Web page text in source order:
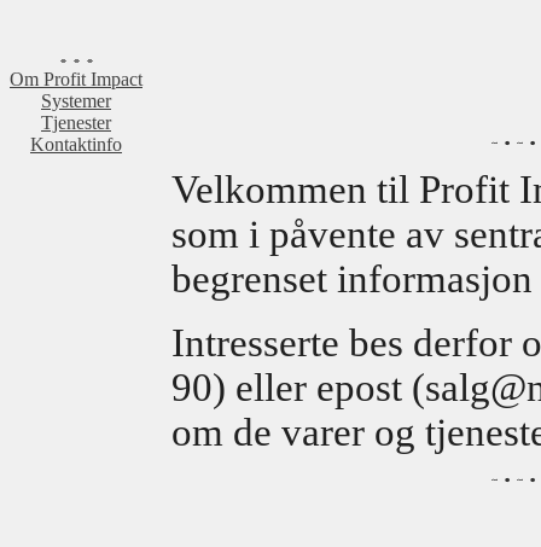
Om Profit Impact
Systemer
Tjenester
Kontaktinfo
Velkommen til Profit
som i påvente av
begrenset
Intresserte bes derfor
90) eller epost
om de varer og